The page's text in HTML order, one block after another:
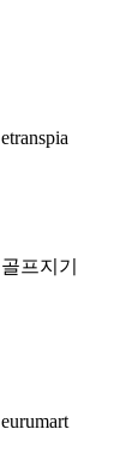
etranspia
골프지기
eurumart